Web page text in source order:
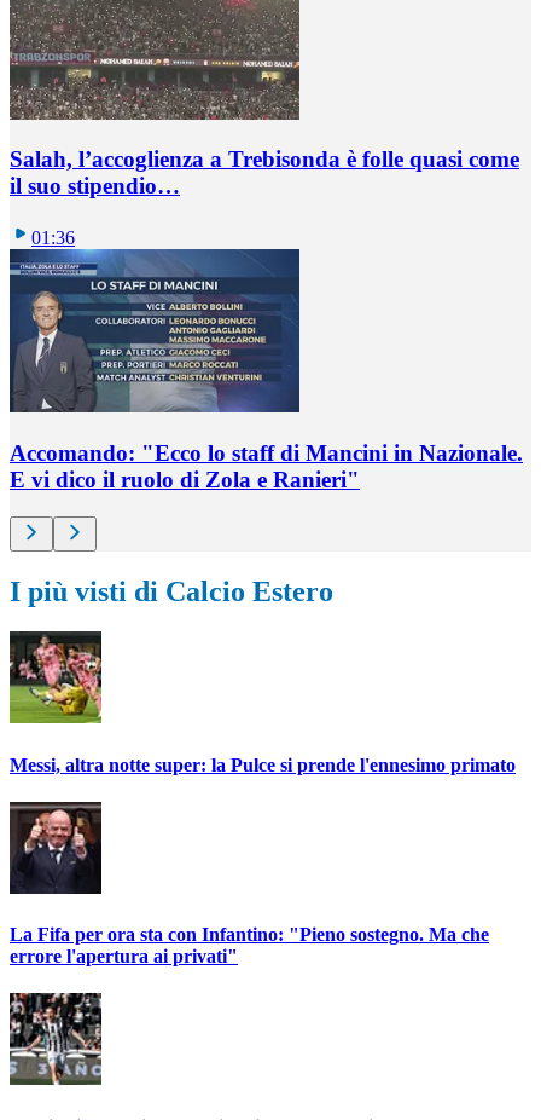
Salah, l’accoglienza a Trebisonda è folle quasi come
il suo stipendio…
01:36
Accomando: "Ecco lo staff di Mancini in Nazionale.
E vi dico il ruolo di Zola e Ranieri"
I più visti di Calcio Estero
Messi, altra notte super: la Pulce si prende l'ennesimo primato
La Fifa per ora sta con Infantino: "Pieno sostegno. Ma che
errore l'apertura ai privati"